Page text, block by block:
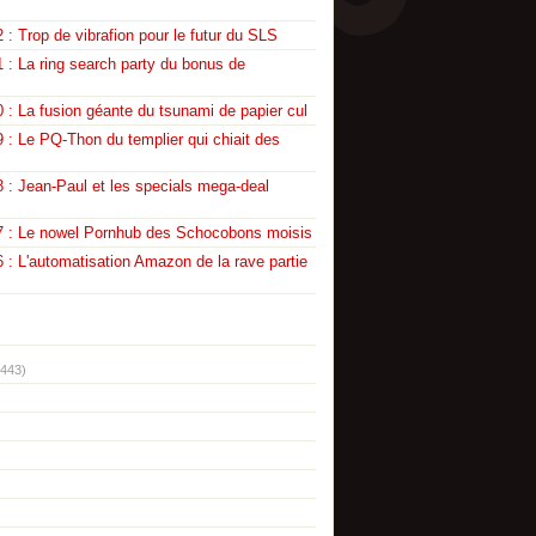
: Trop de vibrafion pour le futur du SLS
: La ring search party du bonus de
: La fusion géante du tsunami de papier cul
: Le PQ-Thon du templier qui chiait des
: Jean-Paul et les specials mega-deal
: Le nowel Pornhub des Schocobons moisis
: L'automatisation Amazon de la rave partie